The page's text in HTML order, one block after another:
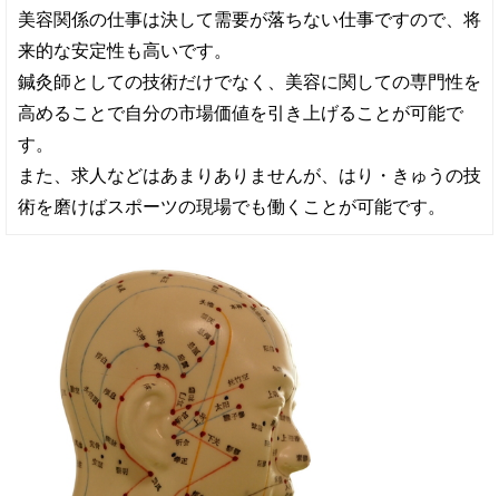
美容関係の仕事は決して需要が落ちない仕事ですので、将
来的な安定性も高いです。
鍼灸師としての技術だけでなく、美容に関しての専門性を
高めることで自分の市場価値を引き上げることが可能で
す。
また、求人などはあまりありませんが、はり・きゅうの技
術を磨けばスポーツの現場でも働くことが可能です。